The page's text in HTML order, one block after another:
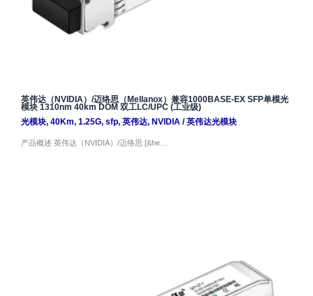
英伟达（NVIDIA）/迈络思（Mellanox）兼容1000BASE-EX SFP单模光
模块 1310nm 40km DOM 双工LC/UPC (工业级)
光模块, 40Km, 1.25G, sfp, 英伟达, NVIDIA /英伟达光模块
产品概述 英伟达（NVIDIA）/迈络思 [&he…